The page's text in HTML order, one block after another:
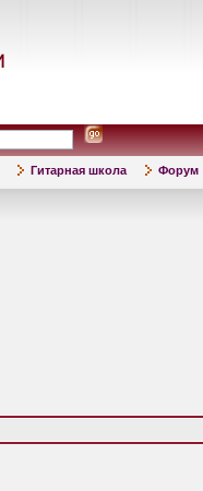
Гитарная школа Форум